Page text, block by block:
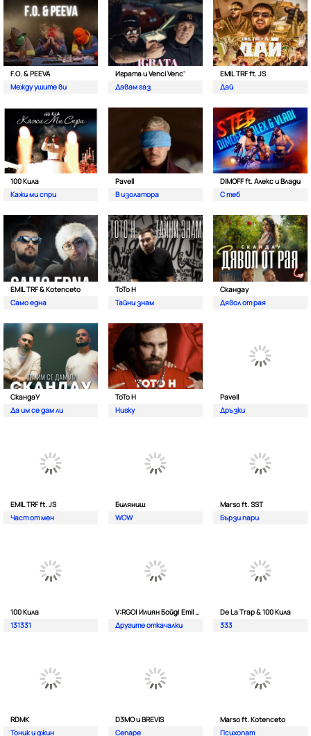
F.O. & PEEVA
Между ушите ви
Играта и Venci Venc'
Давам газ
EMIL TRF ft. JS
Дай
100 Кила
Кажи ми спри
Pavell
В изолатора
DIMOFF ft. Алекс и Влади
С теб
EMIL TRF & Kotenceto
Само една
ТоТо Н
Тайни знам
Скандау
Дявол от рая
СкандаУ
Да им се дам ли
ToTo H
Husky
Pavell
Дръзки
EMIL TRF ft. JS
Част от мен
Биляниш
WOW
Marso ft. SST
Бързи пари
100 Кила
131331
V:RGO| Илиян Бойд| Emil TRF| Dim4oU и Aтанас Колев
Другите откачалки
De La Trap & 100 Кила
333
RDMK
Тоник и джин
D3MO и BREVIS
Сепаре
Marso ft. Kotenceto
Психопат